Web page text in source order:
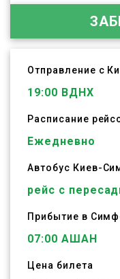
Отправление с
19:00 ВДНХ
Расписание
Ежедневно
Автобус Киев-
рейс с
Прибытие в
07:00 АШАН
Цена билета